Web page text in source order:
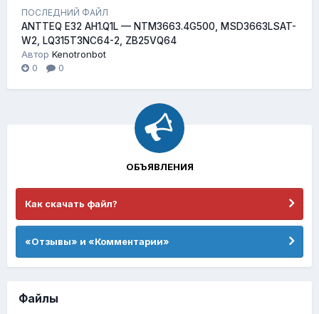
ПОСЛЕДНИЙ ФАЙЛ
ANTTEQ E32 AH1.Q1L — NTM3663.4G500, MSD3663LSAT-
W2, LQ315T3NC64-2, ZB25VQ64
Автор Kenotronbot
0
0
ОБЪЯВЛЕНИЯ
Как скачать файл?
«Отзывы» и «Комментарии»
Файлы